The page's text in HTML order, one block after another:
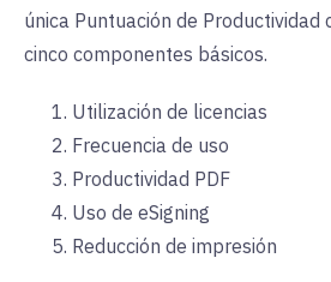
única Puntuación de
cinco componentes básicos.
Utilización de licencias
Frecuencia de uso
Productividad PDF
Uso de eSigning
Reducción de impresión